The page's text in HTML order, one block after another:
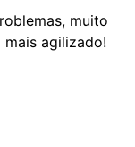
muito
agilizado!